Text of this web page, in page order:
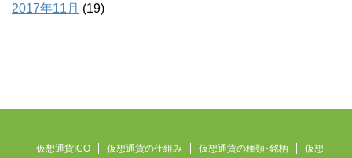
2017年11月 (19)
仮想通貨ICO 仮想通貨の仕組み 仮想通貨の種類･銘柄
仮想